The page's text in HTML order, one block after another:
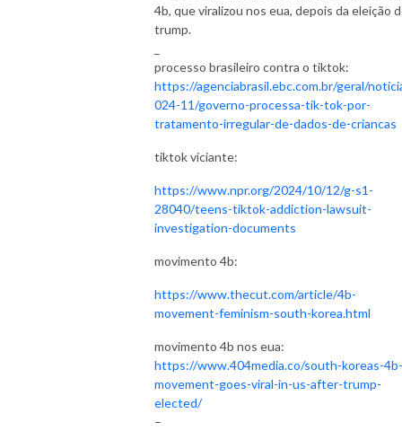
4b, que viralizou nos eua, depois da eleição
trump.
processo brasileiro contra o tiktok:
https://agenciabrasil.ebc.com.br/geral/
024-11/governo-processa-tik-tok-por-
tratamento-irregular-de-dados-de-criancas
tiktok viciante:
https://www.npr.org/2024/10/12/g-s1-
28040/teens-tiktok-addiction-lawsuit-
investigation-documents
movimento 4b:
https://www.thecut.com/article/4b-
movement-feminism-south-korea.html
movimento 4b nos eua:
https://www.404media.co/south-koreas-4b-
movement-goes-viral-in-us-after-trump-
elected/
–